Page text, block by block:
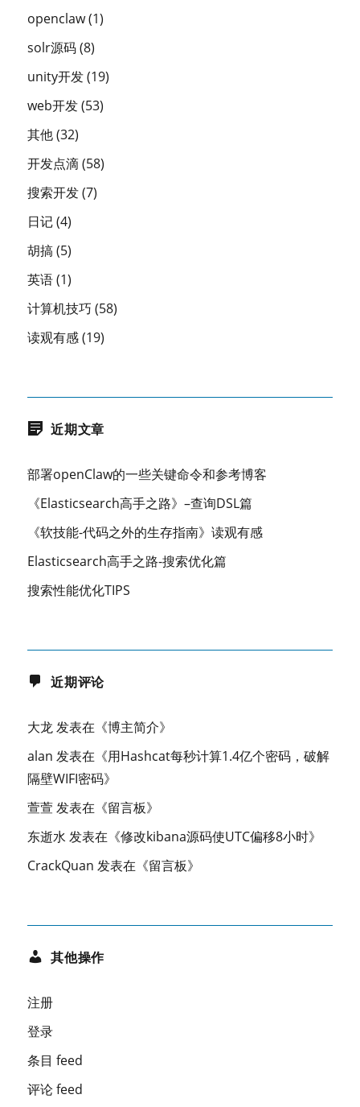
openclaw(1)
solr源码(8)
unity开发(19)
web开发(53)
其他(32)
开发点滴(58)
搜索开发(7)
日记(4)
胡搞(5)
英语(1)
计算机技巧 (58)
读观有感(19)
近期文章
部署openClaw的一些关键命令和参考博客
《Elasticsearch高手之路》–查询DSL篇
《软技能-代码之外的生存指南》读观有感
Elasticsearch高手之路-搜索优化篇
搜索性能优化TIPS
近期评论
大龙发表在《博主简介》
alan 发表在《用Hashcat每秒计算1.4亿个密码，破解
隔壁WIFI密码》
萱萱发表在《留言板》
东逝水 发表在《修改kibana源码使UTC偏移8小时》
CrackQuan 发表在《留言板》
其他操作
注册
登录
条目 feed
评论 feed